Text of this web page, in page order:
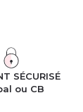
SÉCURISÉ
ou CB